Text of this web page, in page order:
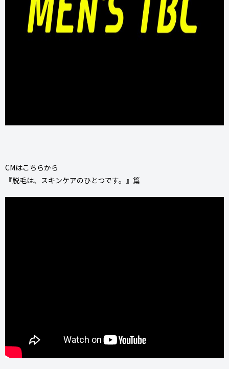
CMはこちらから
​『脱毛は、スキンケアのひとつです。』篇